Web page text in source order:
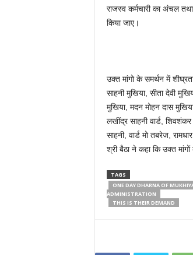
राजस्व कर्मचारी का अंचल
किया जाए।
उक्त मांगो के समर्थन में
साहनी मुखिया, सीता देवी
मुखिया, मदन मोहन दास
लखींद्र साहनी वार्ड, शिवशंकर
साहनी, वार्ड मो तबरेज,
श्री बैठा ने कहा कि उक्त
TAGS
ONE DAY DHARNA OF
ADMINISTRATION
THIS IS THEIR DEMAND